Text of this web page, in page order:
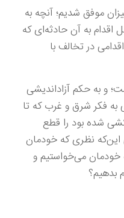
موفق شدیم؛ آنچه به
به آن حادثه‌ای که
در تخالف با
و به حکم آزاداندیشی
به فکر شرق و غرب که تا
شده بود را قطع
این‌که نظری که خودمان
خودمان می‌خواستیم و
بدهیم؟